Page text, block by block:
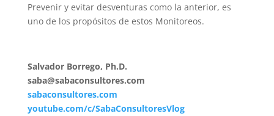
Prevenir y evitar desventuras como la anterior, es
uno de los propósitos de estos Monitoreos.
Salvador Borrego, Ph.D.
saba@sabaconsultores.com
sabaconsultores.com
youtube.com/c/SabaConsultoresVlog